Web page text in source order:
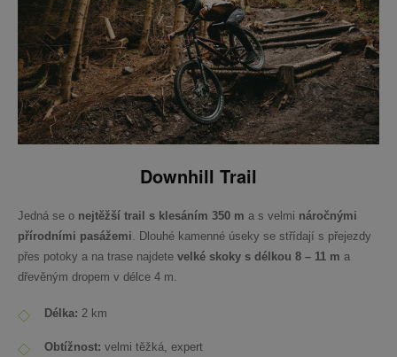
Downhill Trail
Jedná se o nejtěžší trail s klesáním 350 m a s velmi náročnými
přírodními pasážemi. Dlouhé kamenné úseky se střídají s přejezdy
přes potoky a na trase najdete velké skoky s délkou 8 – 11 m a
dřevěným dropem v délce 4 m.
Délka: 2 km
Obtížnost: velmi těžká, expert